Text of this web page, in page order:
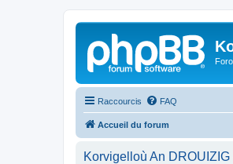
Raccourcis FAQ
Accueil du forum
Korvigelloù An